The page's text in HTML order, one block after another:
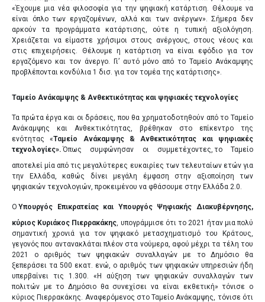
«Έχουμε μια νέα φιλοσοφία για την ψηφιακή κατάρτιση. Θέλουμε να
είναι όπλο των εργαζομένων, αλλά και των ανέργων». Σήμερα δεν
αρκούν τα προγράμματα κατάρτισης, ούτε η τυπική αξιολόγηση.
Χρειάζεται να είμαστε χρήσιμοι στους ανέργους, στους νέους και
στις επιχειρήσεις. Θέλουμε η κατάρτιση να είναι εφόδιο για τον
εργαζόμενο και τον άνεργο. Γι’ αυτό μόνο από το Ταμείο Ανάκαμψης
προβλέπονται κονδύλια 1 δισ. για τον τομέα της κατάρτισης».
Ταμείο Ανάκαμψης & Ανθεκτικότητας και ψηφιακές τεχνολογίες
Τα πρώτα έργα και οι δράσεις, που θα χρηματοδοτηθούν από το Ταμείο
Ανάκαμψης και Ανθεκτικότητας, βρέθηκαν στο επίκεντρο της
ενότητας «Ταμείο Ανάκαμψης & Ανθεκτικότητας και ψηφιακές
τεχνολογίες». Όπως συμφώνησαν οι συμμετέχοντες, το Ταμείο
αποτελεί μία από τις μεγαλύτερες ευκαιρίες των τελευταίων ετών για
την Ελλάδα, καθώς δίνει μεγάλη έμφαση στην αξιοποίηση των
ψηφιακών τεχνολογιών, προκειμένου να φθάσουμε στην Ελλάδα 2.0.
Ο Υπουργός Επικρατείας και Υπουργός Ψηφιακής Διακυβέρνησης,
κύριος Κυριάκος Πιερρακάκης , υπογράμμισε ότι το 2021 ήταν μια πολύ
σημαντική χρονιά για τον ψηφιακό μετασχηματισμό του Κράτους,
γεγονός που αντανακλάται πλέον στα νούμερα, αφού μέχρι τα τέλη του
2021 ο αριθμός των ψηφιακών συναλλαγών με το Δημόσιο θα
ξεπεράσει τα 500 εκατ. ενώ, ο αριθμός των ψηφιακών υπηρεσιών ήδη
υπερβαίνει τις 1.300. «Η αύξηση των ψηφιακών συναλλαγών των
πολιτών με το Δημόσιο θα συνεχίσει να είναι εκθετική» τόνισε ο
κύριος Πιερρακάκης. Αναφερόμενος στο Ταμείο Ανάκαμψης, τόνισε ότι